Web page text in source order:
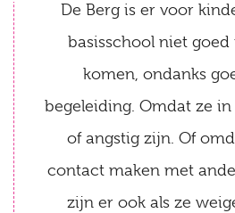
De Berg is er voor
basisschool niet
komen, ondanks
begeleiding. Omdat ze
of angstig zijn. Of
contact maken met
zijn er ook als ze